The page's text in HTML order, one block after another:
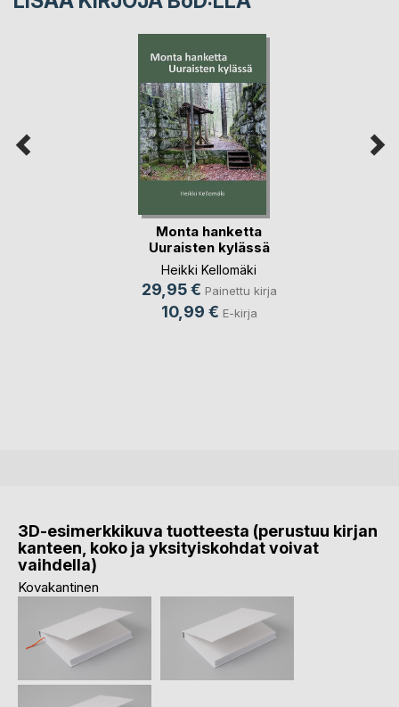
Monta hanketta
Uuraisten kylässä
Heikki Kellomäki
29,95 € Painettu kirja
10,99 € E-kirja
3D-esimerkkikuva tuotteesta (perustuu kirjan
kanteen, koko ja yksityiskohdat voivat
vaihdella)
Kovakantinen